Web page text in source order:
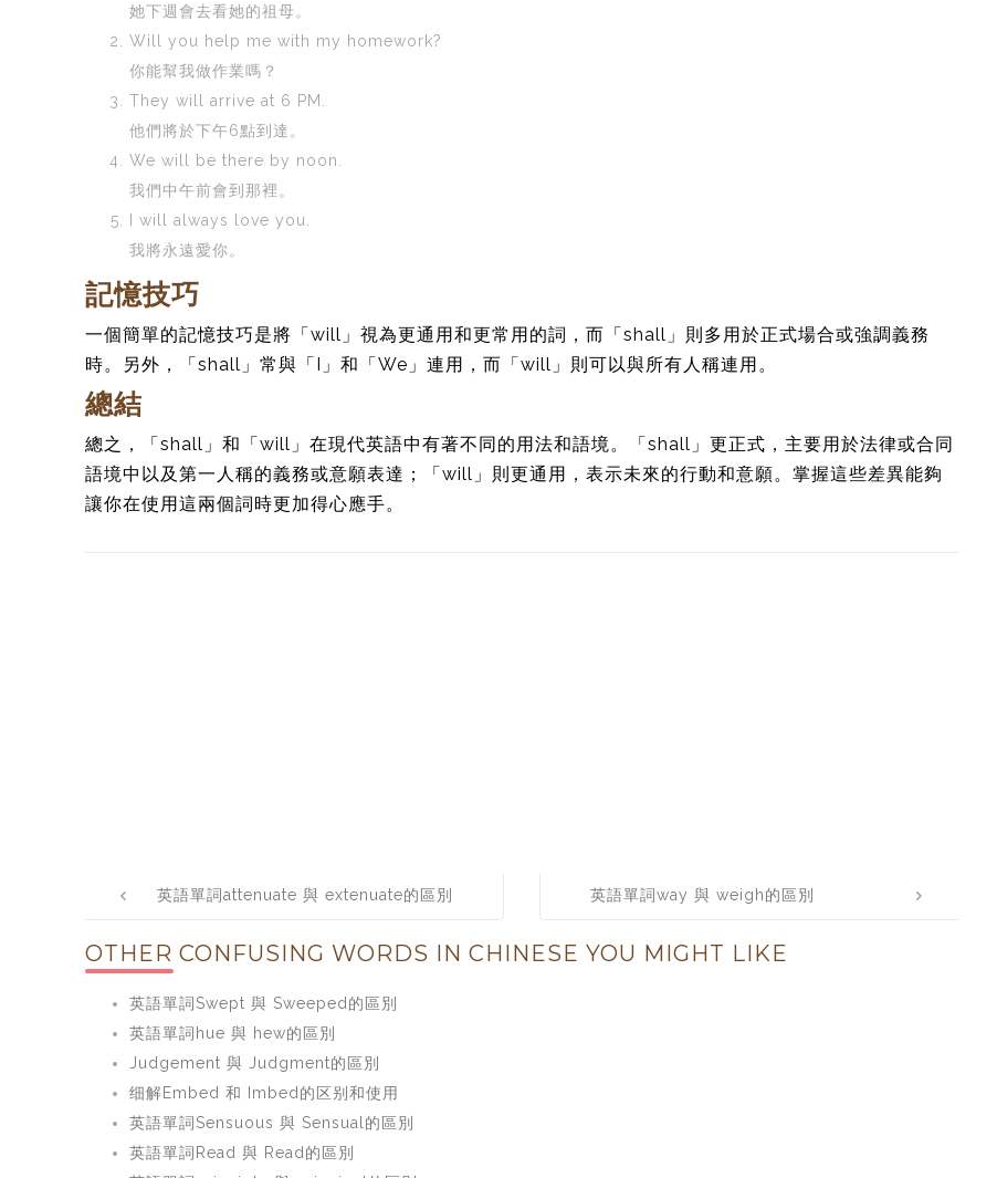
她下週會去看她的祖母。
Will you help me with my homework?
你能幫我做作業嗎？
They will arrive at 6 PM.
他們將於下午6點到達。
We will be there by noon.
我們中午前會到那裡。
I will always love you.
我將永遠愛你。
記憶技巧
一個簡單的記憶技巧是將「will」視為更通用和更常用的詞，而「shall」則多用於正式場合或強調義務
時。另外，「shall」常與「I」和「We」連用，而「will」則可以與所有人稱連用。
總結
總之，「shall」和「will」在現代英語中有著不同的用法和語境。「shall」更正式，主要用於法律或合同
語境中以及第一人稱的義務或意願表達；「will」則更通用，表示未來的行動和意願。掌握這些差異能夠
讓你在使用這兩個詞時更加得心應手。
navigation
英語單詞attenuate 與 extenuate的區別 英語單詞way 與 weigh的區別
OTHER CONFUSING WORDS IN CHINESE YOU MIGHT LIKE
英語單詞Swept 與 Sweeped的區別
英語單詞hue 與 hew的區別
Judgement 與 Judgment的區別
细解Embed 和 Imbed的区别和使用
英語單詞Sensuous 與 Sensual的區別
英語單詞Read 與 Read的區別